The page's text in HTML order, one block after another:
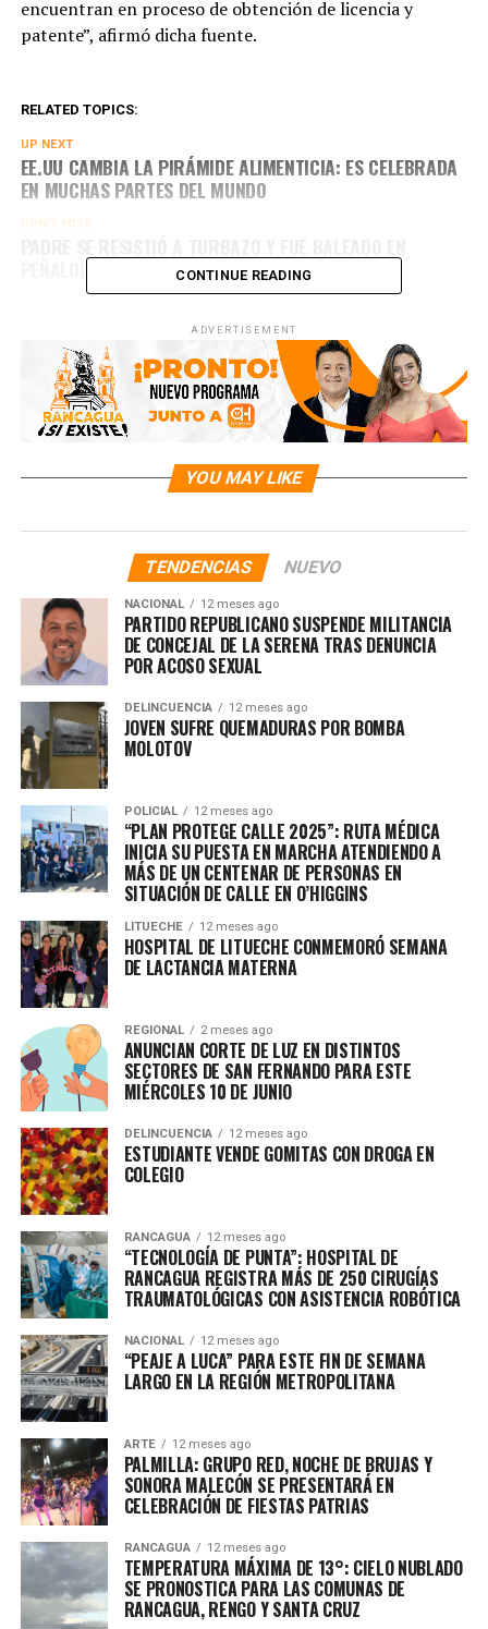
encuentran en proceso de obtención de licencia y
patente”, afirmó dicha fuente.
RELATED TOPICS:
UP NEXT
EE.UU CAMBIA LA PIRÁMIDE ALIMENTICIA: ES CELEBRADA
EN MUCHAS PARTES DEL MUNDO
DON'T MISS
PEÑALOLÉN
CONTINUE READING
ADVERTISEMENT
YOU MAY LIKE
TENDENCIAS NUEVO
NACIONAL 12 meses ago
PARTIDO REPUBLICANO SUSPENDE MILITANCIA
DE CONCEJAL DE LA SERENA TRAS DENUNCIA
POR ACOSO SEXUAL
DELINCUENCIA 12 meses ago
JOVEN SUFRE QUEMADURAS POR BOMBA
MOLOTOV
POLICIAL 12 meses ago
“PLAN PROTEGE CALLE 2025”: RUTA MÉDICA
INICIA SU PUESTA EN MARCHA ATENDIENDO A
MÁS DE UN CENTENAR DE PERSONAS EN
SITUACIÓN DE CALLE EN O’HIGGINS
LITUECHE 12 meses ago
HOSPITAL DE LITUECHE CONMEMORÓ SEMANA
DE LACTANCIA MATERNA
REGIONAL 2 meses ago
ANUNCIAN CORTE DE LUZ EN DISTINTOS
SECTORES DE SAN FERNANDO PARA ESTE
MIÉRCOLES 10 DE JUNIO
DELINCUENCIA 12 meses ago
ESTUDIANTE VENDE GOMITAS CON DROGA EN
COLEGIO
RANCAGUA 12 meses ago
“TECNOLOGÍA DE PUNTA”: HOSPITAL DE
RANCAGUA REGISTRA MÁS DE 250 CIRUGÍAS
TRAUMATOLÓGICAS CON ASISTENCIA ROBÓTICA
NACIONAL 12 meses ago
“PEAJE A LUCA” PARA ESTE FIN DE SEMANA
LARGO EN LA REGIÓN METROPOLITANA
ARTE 12 meses ago
PALMILLA: GRUPO RED, NOCHE DE BRUJAS Y
SONORA MALECÓN SE PRESENTARÁ EN
CELEBRACIÓN DE FIESTAS PATRIAS
RANCAGUA 12 meses ago
TEMPERATURA MÁXIMA DE 13°: CIELO NUBLADO
SE PRONOSTICA PARA LAS COMUNAS DE
RANCAGUA, RENGO Y SANTA CRUZ